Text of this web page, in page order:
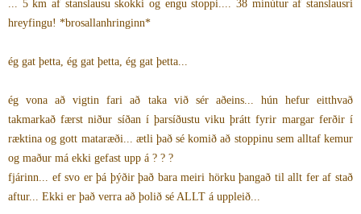
... 5 km af stanslausu skokki og engu stoppi.... 38 mínútur af stanslausri
hreyfingu! *brosallanhringinn*
ég gat þetta, ég gat þetta, ég gat þetta...
ég vona að vigtin fari að taka við sér aðeins... hún hefur eitthvað
takmarkað færst niður síðan í þarsíðustu viku þrátt fyrir margar ferðir í
ræktina og gott mataræði... ætli það sé komið að stoppinu sem alltaf kemur
og maður má ekki gefast upp á ? ? ?
fjárinn... ef svo er þá þýðir það bara meiri hörku þangað til allt fer af stað
aftur... Ekki er það verra að þolið sé ALLT á uppleið...